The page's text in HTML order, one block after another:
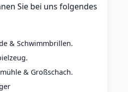
Sie bei uns folgendes
& Schwimmbrillen.
& Großschach.